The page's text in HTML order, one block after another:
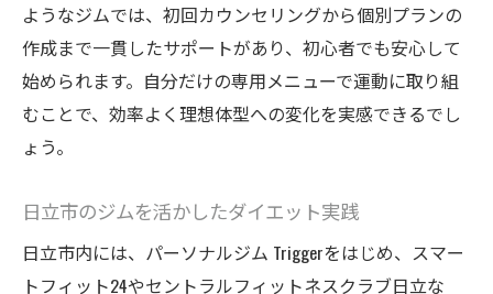
ようなジムでは、初回カウンセリングから個別プランの
作成まで一貫したサポートがあり、初心者でも安心して
始められます。自分だけの専用メニューで運動に取り組
むことで、効率よく理想体型への変化を実感できるでし
ょう。
日立市のジムを活かしたダイエット実践
日立市内には、パーソナルジム Triggerをはじめ、スマー
トフィット24やセントラルフィットネスクラブ日立な